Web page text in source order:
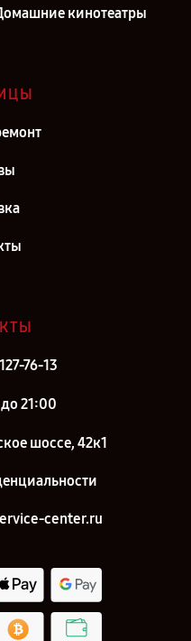
кинотеатры
76-13
21:00
шоссе, 42к1
center.ru